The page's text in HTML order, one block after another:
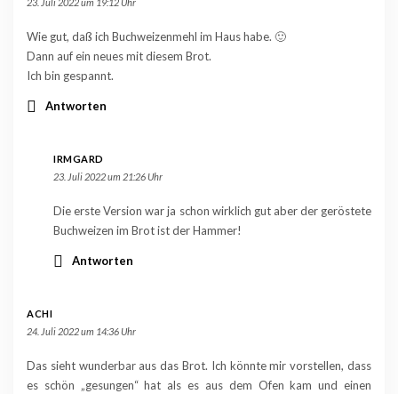
Wie gut, daß ich Buchweizenmehl im Haus habe. 🙂
Dann auf ein neues mit diesem Brot.
Ich bin gespannt.
Antworten
IRMGARD
23. Juli 2022 um 21:26 Uhr
Die erste Version war ja schon wirklich gut aber der geröstete
Buchweizen im Brot ist der Hammer!
Antworten
ACHI
24. Juli 2022 um 14:36 Uhr
Das sieht wunderbar aus das Brot. Ich könnte mir vorstellen, dass
es schön „gesungen“ hat als es aus dem Ofen kam und einen